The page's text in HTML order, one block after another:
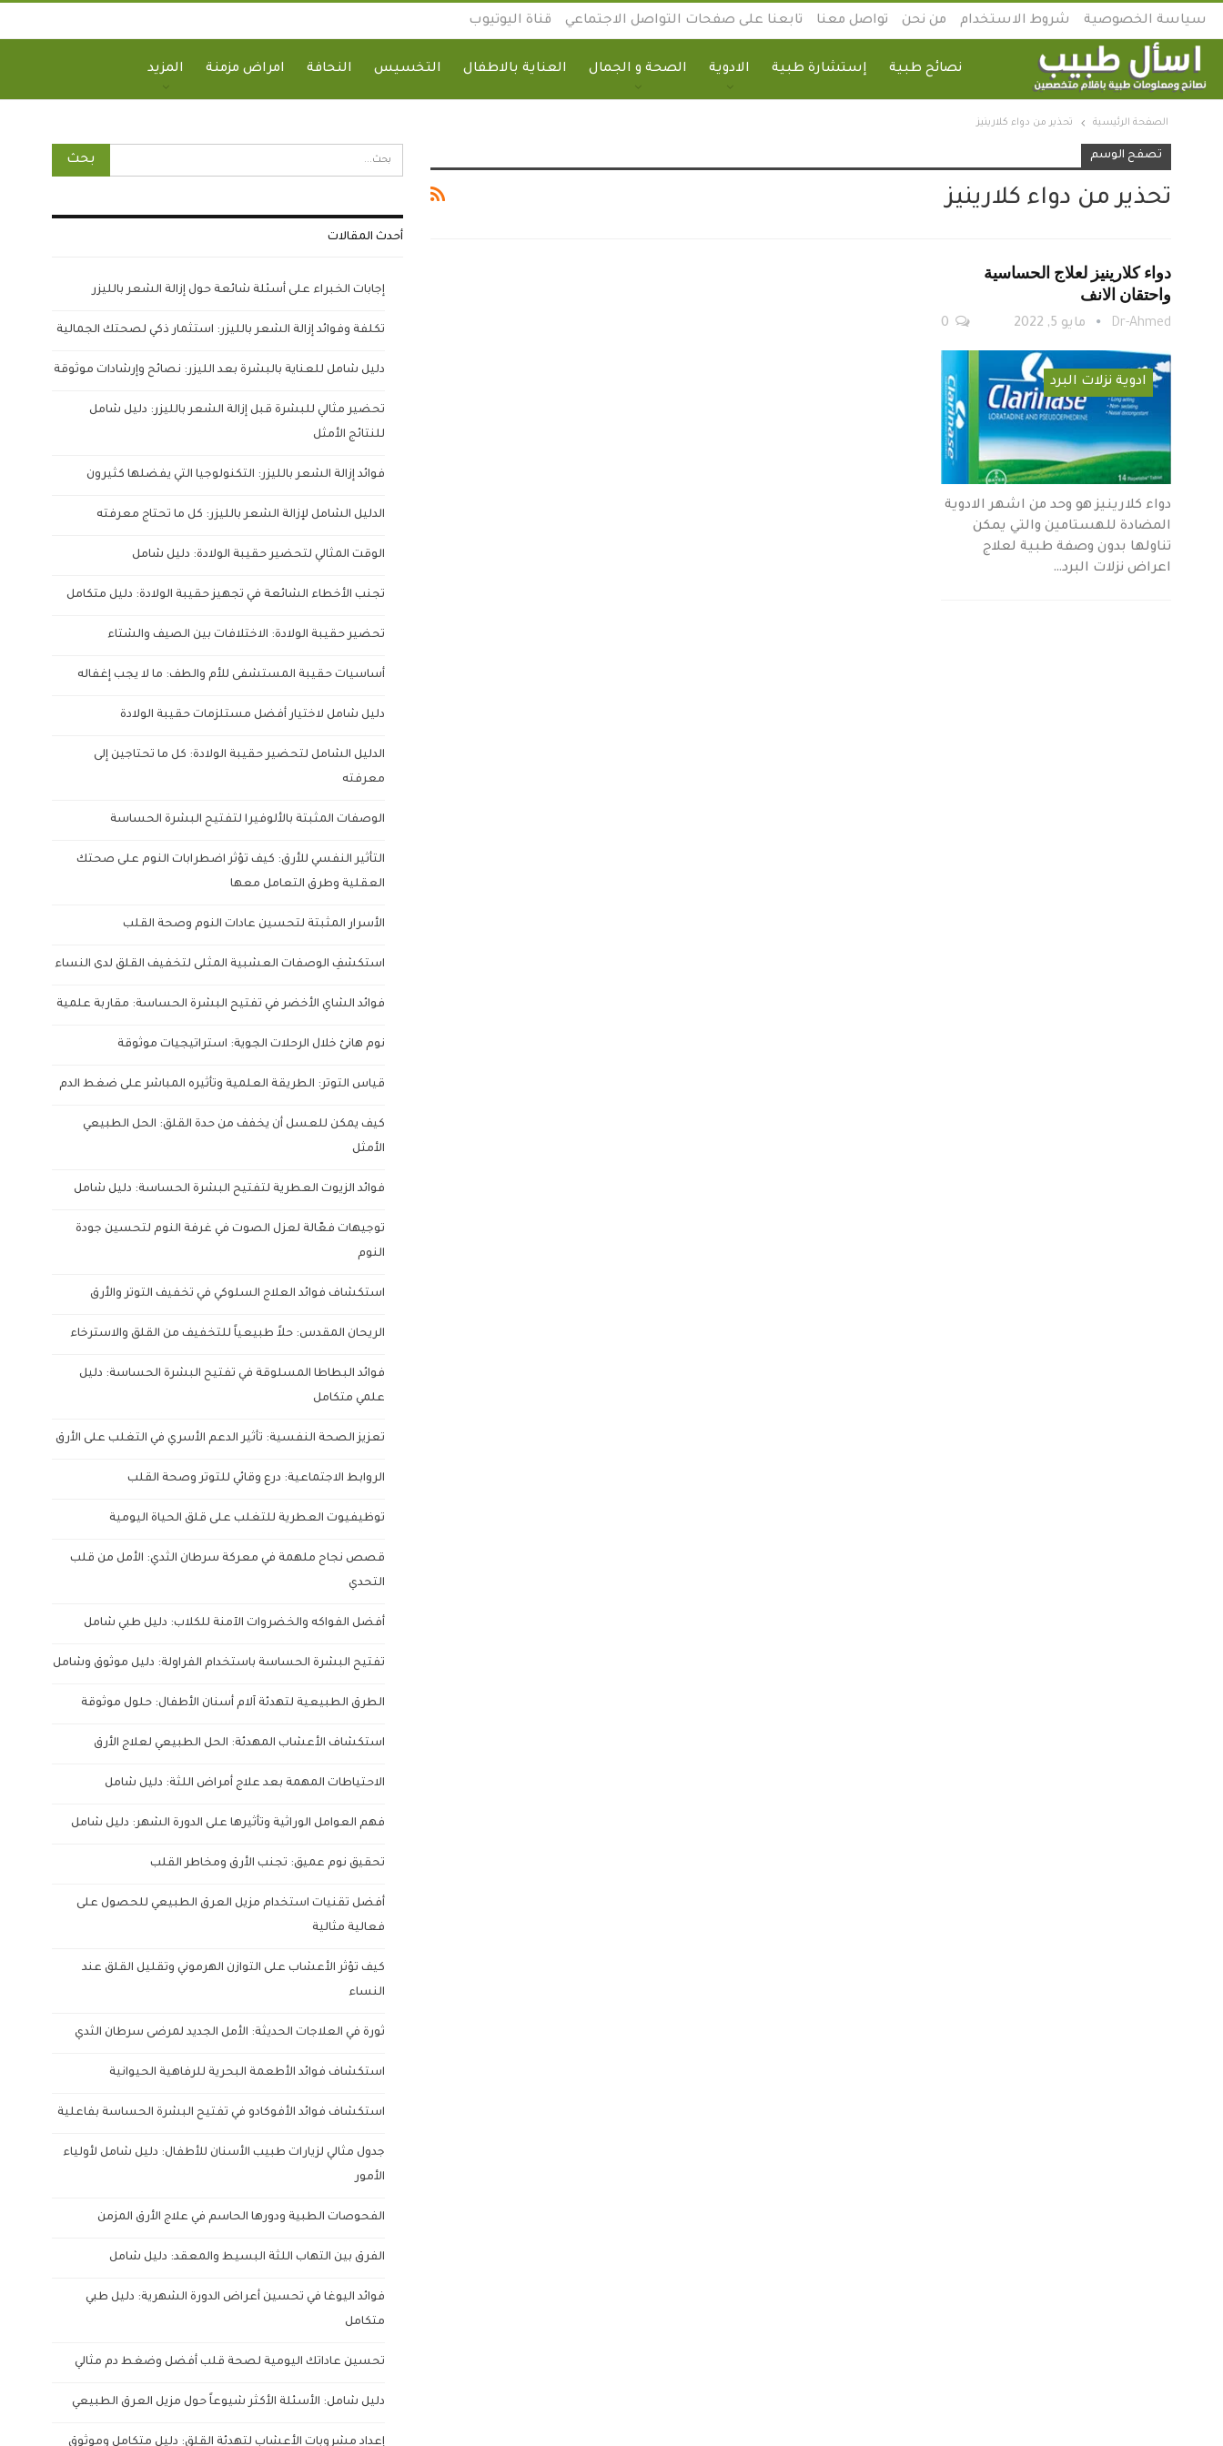
سياسة الخصوصية شروط الاستخدام من نحن تواصل معنا تابعنا على صفحات التواصل الاجتماعي قناة اليوتيوب
نصائح طبية إستشارة طبية الادوية الصحة و الجمال العناية بالاطفال التخسيس النحافة امراض مزمنة المزيد
الصفحة الرئيسية تحذير من دواء كلارينيز
تصفح الوسم
تحذير من دواء كلارينيز
دواء كلارينيز لعلاج الحساسية
واحتقان الانف
Dr-Ahmed مايو 5, 2022
ادوية نزلات البرد
دواء كلارينيز هو وحد من اشهر الادوية
المضادة للهستامين والتي يمكن
تناولها بدون وصفة طبية لعلاج
اعراض نزلات البرد…
أحدث المقالات
إجابات الخبراء على أسئلة شائعة حول إزالة الشعر بالليزر
تكلفة وفوائد إزالة الشعر بالليزر: استثمار ذكي لصحتك الجمالية
دليل شامل للعناية بالبشرة بعد الليزر: نصائح وإرشادات موثوقة
تحضير مثالي للبشرة قبل إزالة الشعر بالليزر: دليل شامل
للنتائج الأمثل
فوائد إزالة الشعر بالليزر: التكنولوجيا التي يفضلها كثيرون
الدليل الشامل لإزالة الشعر بالليزر: كل ما تحتاج معرفته
الوقت المثالي لتحضير حقيبة الولادة: دليل شامل
تجنب الأخطاء الشائعة في تجهيز حقيبة الولادة: دليل متكامل
تحضير حقيبة الولادة: الاختلافات بين الصيف والشتاء
أساسيات حقيبة المستشفى للأم والطف: ما لا يجب إغفاله
دليل شامل لاختيار أفضل مستلزمات حقيبة الولادة
الدليل الشامل لتحضير حقيبة الولادة: كل ما تحتاجين إلى
معرفته
الوصفات المثبتة بالألوفيرا لتفتيح البشرة الحساسة
التأثير النفسي للأرق: كيف تؤثر اضطرابات النوم على صحتك
العقلية وطرق التعامل معها
الأسرار المثبتة لتحسين عادات النوم وصحة القلب
استكشفِ الوصفات العشبية المثلى لتخفيف القلق لدى النساء
فوائد الشاي الأخضر في تفتيح البشرة الحساسة: مقاربة علمية
نوم هانئ خلال الرحلات الجوية: استراتيجيات موثوقة
قياس التوتر: الطريقة العلمية وتأثيره المباشر على ضغط الدم
كيف يمكن للعسل أن يخفف من حدة القلق: الحل الطبيعي
الأمثل
فوائد الزيوت العطرية لتفتيح البشرة الحساسة: دليل شامل
توجيهات فعّالة لعزل الصوت في غرفة النوم لتحسين جودة
النوم
استكشاف فوائد العلاج السلوكي في تخفيف التوتر والأرق
الريحان المقدس: حلاً طبيعياً للتخفيف من القلق والاسترخاء
فوائد البطاطا المسلوقة في تفتيح البشرة الحساسة: دليل
علمي متكامل
تعزيز الصحة النفسية: تأثير الدعم الأسري في التغلب على الأرق
الروابط الاجتماعية: درع وقائي للتوتر وصحة القلب
توظيفيوت العطرية للتغلب على قلق الحياة اليومية
قصص نجاح ملهمة في معركة سرطان الثدي: الأمل من قلب
التحدي
أفضل الفواكه والخضروات الآمنة للكلاب: دليل طبي شامل
تفتيح البشرة الحساسة باستخدام الفراولة: دليل موثوق وشامل
الطرق الطبيعية لتهدئة آلام أسنان الأطفال: حلول موثوقة
استكشاف الأعشاب المهدئة: الحل الطبيعي لعلاج الأرق
الاحتياطات المهمة بعد علاج أمراض اللثة: دليل شامل
فهم العوامل الوراثية وتأثيرها على الدورة الشهر: دليل شامل
تحقيق نوم عميق: تجنب الأرق ومخاطر القلب
أفضل تقنيات استخدام مزيل العرق الطبيعي للحصول على
فعالية مثالية
كيف تؤثر الأعشاب على التوازن الهرموني وتقليل القلق عند
النساء
ثورة في العلاجات الحديثة: الأمل الجديد لمرضى سرطان الثدي
استكشاف فوائد الأطعمة البحرية للرفاهية الحيوانية
استكشاف فوائد الأفوكادو في تفتيح البشرة الحساسة بفاعلية
جدول مثالي لزيارات طبيب الأسنان للأطفال: دليل شامل لأولياء
الأمور
الفحوصات الطبية ودورها الحاسم في علاج الأرق المزمن
الفرق بين التهاب اللثة البسيط والمعقد: دليل شامل
فوائد اليوغا في تحسين أعراض الدورة الشهرية: دليل طبي
متكامل
تحسين عاداتك اليومية لصحة قلب أفضل وضغط دم مثالي
دليل شامل: الأسئلة الأكثر شيوعاً حول مزيل العرق الطبيعي
إعداد مشروبات الأعشاب لتهدئة القلق: دليل متكامل وموثوق